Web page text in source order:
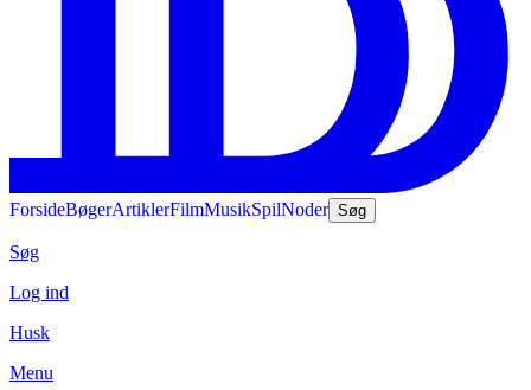
ForsideBøgerArtiklerFilmMusikSpilNoder Søg
Søg
Log ind
Husk
Menu